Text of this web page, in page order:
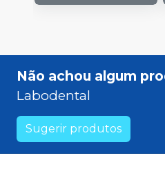
Não achou algum
Labodental
Sugerir produtos